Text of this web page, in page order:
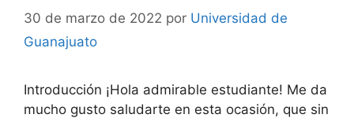
30 de marzo de 2022 por Universidad de
Guanajuato
Introducción ¡Hola admirable estudiante! Me da
mucho gusto saludarte en esta ocasión, que sin